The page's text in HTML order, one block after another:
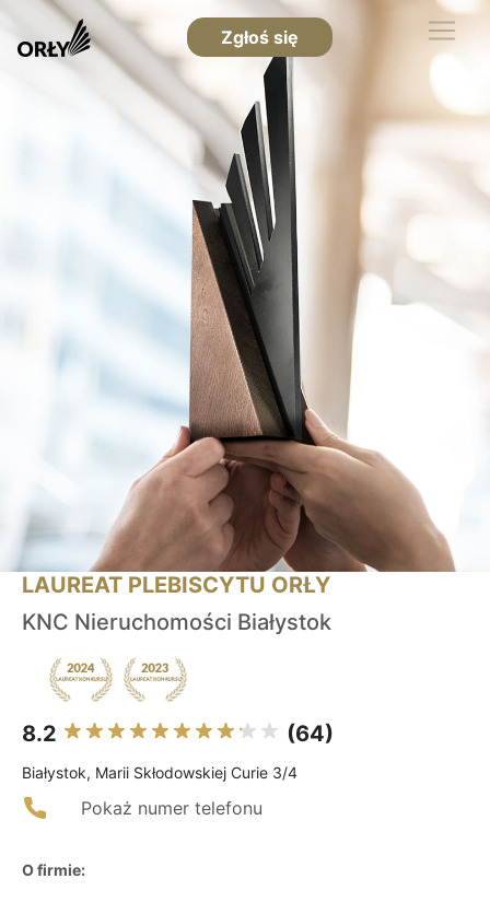
Zgłoś się
LAUREAT PLEBISCYTU ORŁY
KNC Nieruchomości Białystok
8.2 (64)
Białystok, Marii Skłodowskiej Curie 3/4
Pokaż numer telefonu
O firmie: